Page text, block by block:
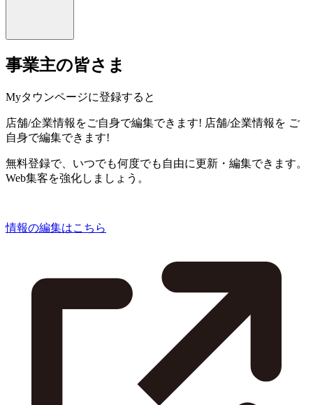
事業主の皆さま
Myタウンページに登録すると
店舗/企業情報をご自身で編集できます! 店舗/企業情報を ご
自身で編集できます!
無料登録で、いつでも何度でも自由に更新・編集できます。
Web集客を強化しましょう。
情報の編集はこちら